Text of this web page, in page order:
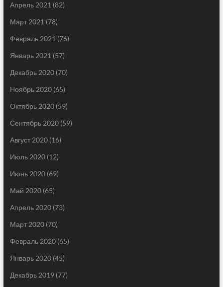
Апрель 2021 (82)
Март 2021 (78)
Февраль 2021 (76)
Январь 2021 (57)
Декабрь 2020(70)
Ноябрь 2020(65)
Октябрь 2020(59)
Сентябрь 2020(59)
Август 2020(16)
Июль 2020(12)
Июнь 2020(69)
Май 2020(65)
Апрель 2020(73)
Март 2020(70)
Февраль 2020(65)
Январь 2020(45)
Декабрь 2019(77)